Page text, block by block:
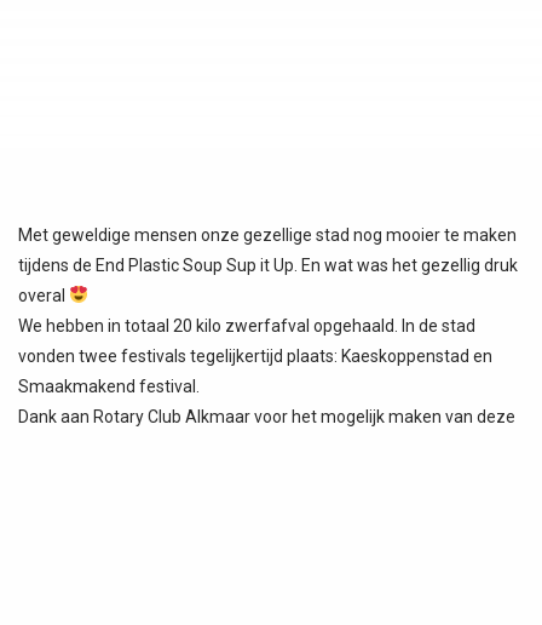
Met geweldige mensen onze gezellige stad nog mooier te maken
tijdens de End Plastic Soup Sup it Up. En wat was het gezellig druk
overal
We hebben in totaal 20 kilo zwerfafval opgehaald. In de stad
vonden twee festivals tegelijkertijd plaats: Kaeskoppenstad en
Smaakmakend festival.
Dank aan Rotary Club Alkmaar voor het mogelijk maken van deze